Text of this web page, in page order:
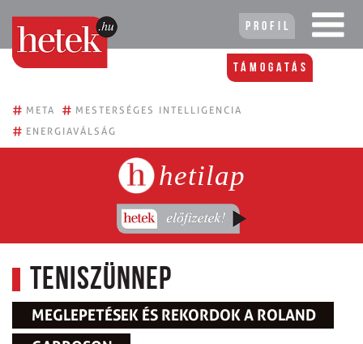
Profil
Támogatás
# META # MESTERSÉGES INTELLIGENCIA
# ENERGIAVÁLSÁG
hetilap
Teniszünnep
MEGLEPETÉSEK ÉS REKORDOK A ROLAND